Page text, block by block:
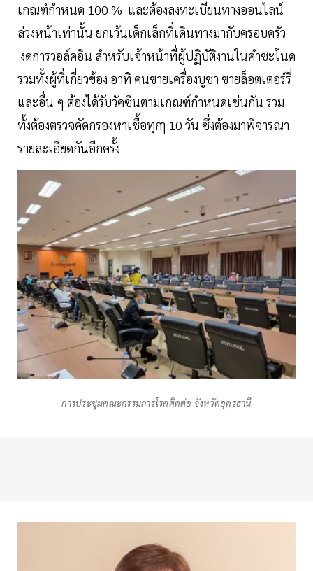
เกณฑ์กำหนด 100 % และต้องลงทะเบียนทางออนไลน์
ล่วงหน้าเท่านั้น ยกเว้นเด็กเล็กที่เดินทางมากับครอบครัว
งดการวอล์คอิน สำหรับเจ้าหน้าที่ผู้ปฏิบัติงานในคำชะโนด
รวมทั้งผู้ที่เกี่ยวข้อง อาทิ คนขายเครื่องบูชา ขายล็อตเตอร์รี่
และอื่น ๆ ต้องได้รับวัคซีนตามเกณฑ์กำหนดเช่นกัน รวม
ทั้งต้องตรวจคัดกรองหาเชื้อทุกๅ 10 วัน ซึ่งต้องมาพิจารณา
รายละเอียดกันอีกครั้ง
การประชุมคณะกรรมการโรคติดต่อ จังหวัดอุดรธานี